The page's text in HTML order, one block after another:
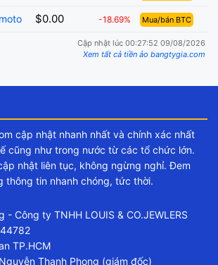
$0.00 -18.69% Mua/bán BTC
Cập nhật lúc 00:27:52 09/08/2026
Xem tất cả tiền ảo bangtygia.com
cập nhật nhanh nhất và chính xác nhất
cũng như trong nước từ các tổ chức lớn.
nhật liên tục, không ngừng nghỉ. Đem
thông tin nhanh chóng, tức thời.
- Công ty TNHH LOUIS & CO.JEWLERS
TP.HCM
Thanh Phong (giám đốc)